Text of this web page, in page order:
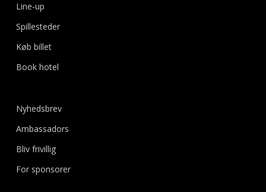
Line-up
Spillesteder
Køb billet
Book hotel
Nyhedsbrev
Ambassadors
Bliv frivillig
For sponsorer